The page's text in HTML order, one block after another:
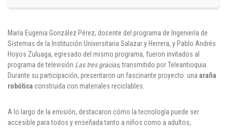
María Eugenia González Pérez, docente del programa de Ingeniería de
Sistemas de la Institución Universitaria Salazar y Herrera, y Pablo Andrés
Hoyos Zuluaga, egresado del mismo programa, fueron invitados al
programa de televisión Las tres gracias, transmitido por Teleantioquia.
Durante su participación, presentaron un fascinante proyecto: una araña
robótica construida con materiales reciclables.
A lo largo de la emisión, destacaron cómo la tecnología puede ser
accesible para todos y enseñada tanto a niños como a adultos,
Contáctanos
Comunícate con nosotros
Línea de Atención al Cliente